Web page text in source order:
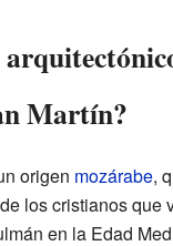
Martín?
origen mozárabe,
los cristianos que
en la Edad